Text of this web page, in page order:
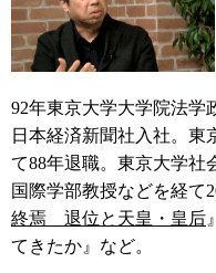
92年東京大学大学院法学
日本経済新聞社入社。東
て88年退職。東京大学社
国際学部教授などを経て
終焉 退位と天皇・皇后
てきたか』など。